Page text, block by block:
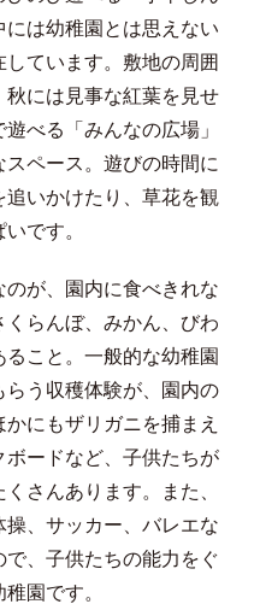
は幼稚園とは思えない
ています。敷地の周囲
には見事な紅葉を見せ
べる「みんなの広場」
ペース。遊びの時間に
いかけたり、草花を観
です。
が、園内に食べきれな
らんぼ、みかん、びわ
こと。一般的な幼稚園
う収穫体験が、園内の
にもザリガニを捕まえ
ボードなど、子供たちが
さんあります。また、
、サッカー、バレエな
、子供たちの能力をぐ
園です。